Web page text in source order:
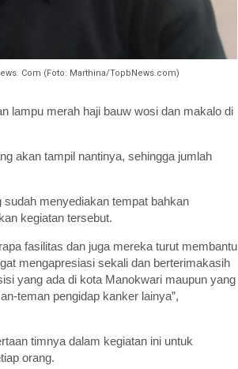
Com (Foto: Marthina/TopbNews.com)
lampu merah haji bauw wosi dan makalo di
akan tampil nantinya, sehingga jumlah
menyediakan tempat bahkan
kegiatan tersebut.
fasilitas dan juga mereka turut membantu
mengapresiasi sekali dan berterimakasih
yang ada di kota Manokwari maupun yang
teman pengidap kanker lainya”,
timnya dalam kegiatan ini untuk
orang.